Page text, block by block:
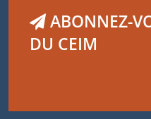
ABONNEZ-
DU CEIM